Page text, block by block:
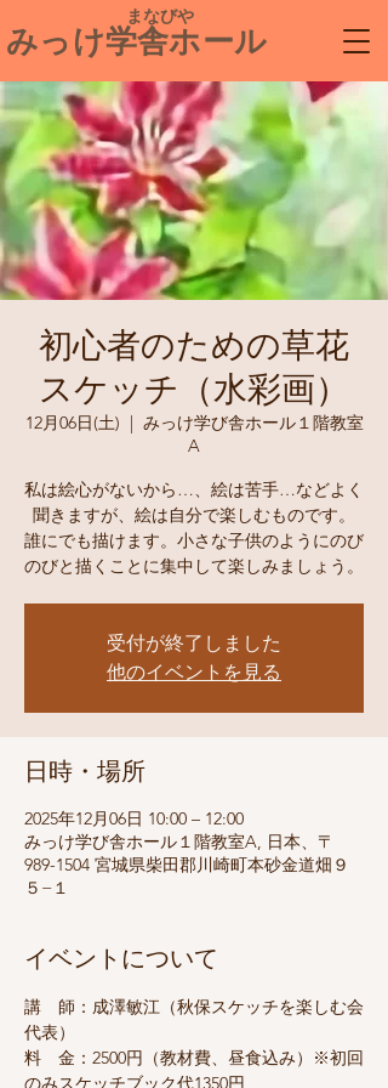
​ まなびや
みっけ学舎ホール
初心者のための草花
スケッチ（水彩画）
12月06日(土)
  |
みっけ学び舎ホール１階教室
A
私は絵心がないから…、絵は苦手…などよく
聞きますが、絵は自分で楽しむものです。
誰にでも描けます。小さな子供のようにのび
受付が終了しました
他のイベントを見る
日時・場所
2025年12月06日 10:00 – 12:00
みっけ学び舎ホール１階教室A, 日本、〒
989-1504 宮城県柴田郡川崎町本砂金道畑９
５−１
イベントについて
講　師：成澤敏江（秋保スケッチを楽しむ会
代表）
料　金：2500円（教材費、昼食込み）※初回
のみスケッチブック代1350円